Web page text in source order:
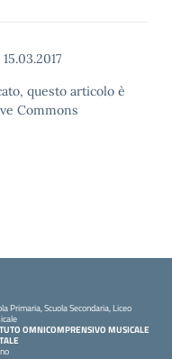
15.03.2017
questo articolo è
Commons
Primaria, Scuola Secondaria, Liceo
OMNICOMPRENSIVO MUSICALE